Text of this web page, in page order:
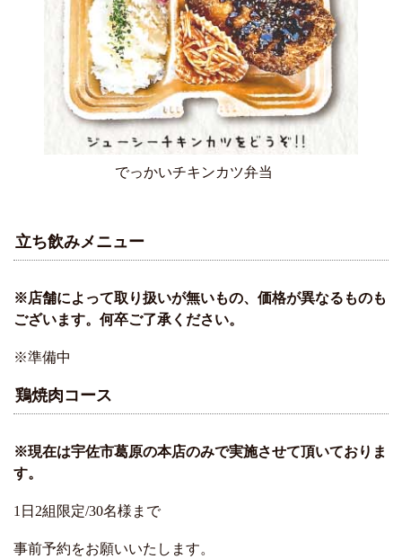
でっかいチキンカツ弁当
立ち飲みメニュー
※店舗によって取り扱いが無いもの、価格が異なるものも
ございます。何卒ご了承ください。
※準備中
鶏焼肉コース
※現在は宇佐市葛原の本店のみで実施させて頂いておりま
す。
1日2組限定/30名様まで
事前予約をお願いいたします。